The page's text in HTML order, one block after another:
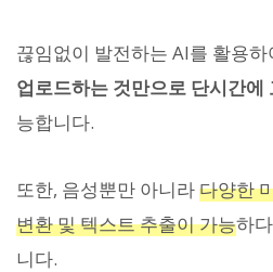
끊임없이 발전하는 AI를 활용하
업로드하는 것만으로 단시간에
능합니다.
또한, 음성뿐만 아니라다양한
변환 및 텍스트 추출이 가능하
니다.